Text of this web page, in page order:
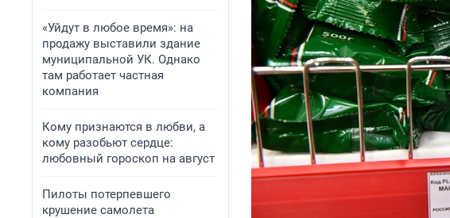
«Уйдут в любое время»: на
продажу выставили здание
муниципальной УК. Однако
там работает частная
компания
Кому признаются в любви, а
кому разобьют сердце:
любовный гороскоп на август
Пилоты потерпевшего
крушение самолета